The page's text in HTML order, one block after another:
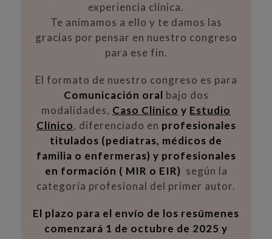
experiencia clínica.
Te animamos a ello y te damos las
gracias por pensar en nuestro congreso
para ese fin.
El formato de nuestro congreso es para
Comunicación oral bajo dos
modalidades, Caso Clínico y Estudio
Clínico, diferenciado en profesionales
titulados (pediatras, médicos de
familia o enfermeras) y profesionales
en formación ( MIR o EIR) según la
categoría profesional del primer autor.
El plazo para el envío de los resúmenes
comenzará 1 de octubre de 2025 y